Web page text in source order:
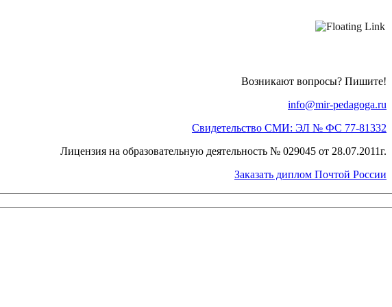
Возникают вопросы? Пишите!
info@mir-pedagoga.ru
Свидетельство СМИ: ЭЛ № ФС 77-81332
Лицензия на образовательную деятельность № 029045 от 28.07.2011г.
Заказать диплом Почтой России